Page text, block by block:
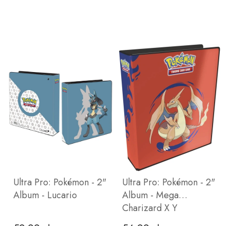
Ultra Pro: Pokémon - 2"
Album - Lucario
Ultra Pro: Pokémon - 2"
Album - Mega
Charizard X Y